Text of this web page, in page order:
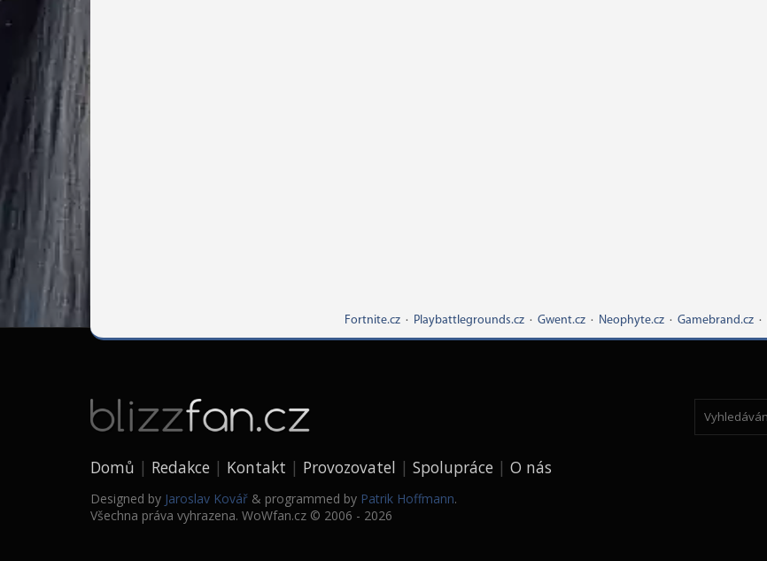
Fortnite.cz · Playbattlegrounds.cz · Gwent.cz · Neophyte.cz · Gamebrand.cz ·
Domů Redakce Kontakt Provozovatel Spolupráce O nás
Designed by Jaroslav Kovář & programmed by Patrik Hoffmann.
Všechna práva vyhrazena. WoWfan.cz © 2006 - 2026